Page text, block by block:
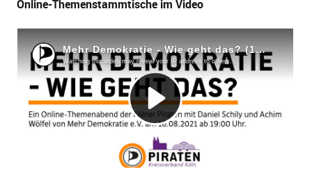
Online-Themenstammtische im Video